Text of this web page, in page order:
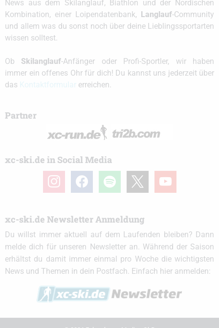
News aus dem Skilanglauf, Biathlon und der Nordischen
Kombination, einer Loipendatenbank, Langlauf-Community
und allem was du sonst noch über deine Lieblingssportarten
wissen solltest.
Ob Skilanglauf-Anfänger oder Profi-Sportler, wir haben
immer ein offenes Ohr für dich! Du kannst uns jederzeit über
das
erreichen.
Partner
xc-ski.de in Social Media
instagramfacebook spotify youtube
xc-ski.de Newsletter Anmeldung
Du willst immer aktuell auf dem Laufenden bleiben? Dann
melde dich für unseren Newsletter an. Während der Saison
erhältst du damit immer einmal pro Woche die wichtigsten
News und Themen in dein Postfach. Einfach hier anmelden: